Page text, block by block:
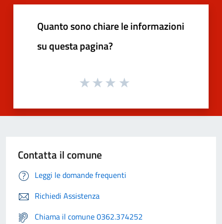
Quanto sono chiare le informazioni
su questa pagina?
Contatta il comune
Leggi le domande frequenti
Richiedi Assistenza
Chiama il comune 0362.374252